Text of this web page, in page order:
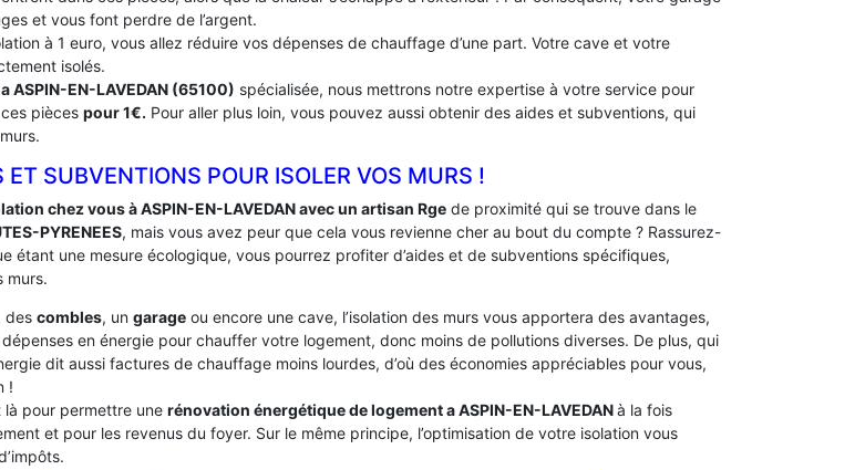
et vous font perdre de l’argent.
à 1 euro, vous allez réduire vos dépenses de chauffage d’une part. Votre cave et votre
isolés.
a ASPIN-EN-LAVEDAN (65100) spécialisée, nous mettrons notre expertise à votre service pour
pièces pour 1€. Pour aller plus loin, vous pouvez aussi obtenir des aides et subventions, qui
ET SUBVENTIONS POUR ISOLER VOS MURS !
chez vous à ASPIN-EN-LAVEDAN avec un artisan Rge de proximité qui se trouve dans le
PYRENEES, mais vous avez peur que cela vous revienne cher au bout du compte ? Rassurez-
étant une mesure écologique, vous pourrez profiter d’aides et de subventions spécifiques,
murs.
des combles, un garage ou encore une cave, l’isolation des murs vous apportera des avantages,
en énergie pour chauffer votre logement, donc moins de pollutions diverses. De plus, qui
dit aussi factures de chauffage moins lourdes, d’où des économies appréciables pour vous,
!
là pour permettre une rénovation énergétique de logement aASPIN-EN-LAVEDANà la fois
et pour les revenus du foyer. Sur le même principe, l’optimisation de votre isolation vous